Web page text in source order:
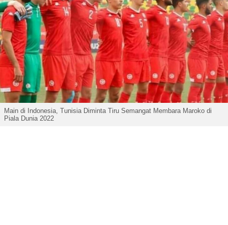
Main di Indonesia, Tunisia Diminta Tiru Semangat Membara Maroko di
Piala Dunia 2022